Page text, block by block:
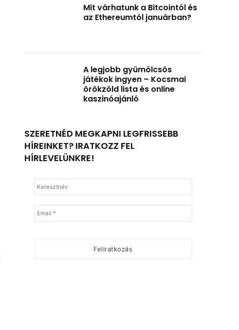
Mit várhatunk a Bitcointól és
az Ethereumtól januárban?
A legjobb gyümölcsös
játékok ingyen – Kocsmai
örökzöld lista és online
kaszinóajánló
SZERETNÉD MEGKAPNI LEGFRISSEBB
HÍREINKET? IRATKOZZ FEL
HÍRLEVELÜNKRE!